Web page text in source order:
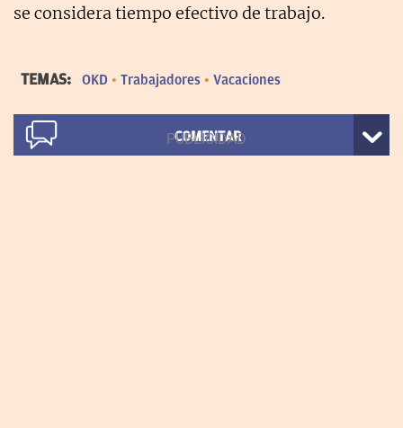
se considera tiempo efectivo de trabajo.
TEMAS: OKD Trabajadores Vacaciones
COMENTAR